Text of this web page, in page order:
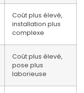
Coût plus élevé,
installation plus
complexe
Coût plus élevé,
pose plus
laborieuse